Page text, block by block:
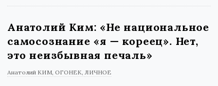
Анатолий Ким: «Не национальное
самосознание «я — кореец». Нет,
это неизбывная печаль»
Анатолий КИМ ОГОНЕК ЛИЧНОЕ